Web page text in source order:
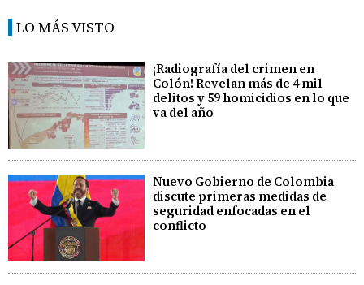
LO MÁS VISTO
¡Radiografía del crimen en
Colón! Revelan más de 4 mil
delitos y 59 homicidios en lo que
va del año
Nuevo Gobierno de Colombia
discute primeras medidas de
seguridad enfocadas en el
conflicto